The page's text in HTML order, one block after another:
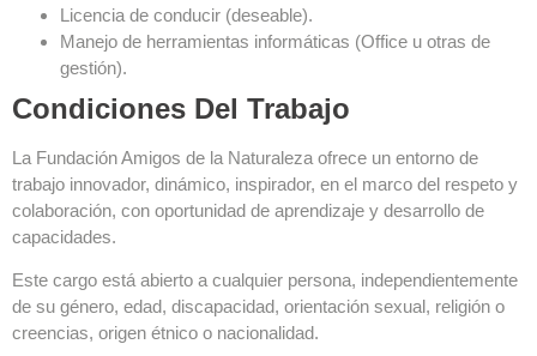
Licencia de conducir (deseable).
Manejo de herramientas informáticas (Office u otras de
gestión).
Condiciones Del Trabajo
La Fundación Amigos de la Naturaleza ofrece un entorno de
trabajo innovador, dinámico, inspirador, en el marco del respeto y
colaboración, con oportunidad de aprendizaje y desarrollo de
capacidades.
Este cargo está abierto a cualquier persona, independientemente
de su género, edad, discapacidad, orientación sexual, religión o
creencias, origen étnico o nacionalidad.